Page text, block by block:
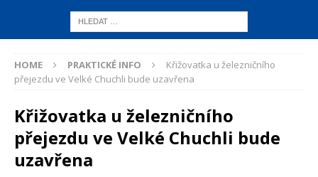
HOME PRAKTICKÉ INFO
Křižovatka u železničního
přejezdu ve Velké Chuchli bude uzavřena
Křižovatka u železničního
přejezdu ve Velké Chuchli bude
uzavřena